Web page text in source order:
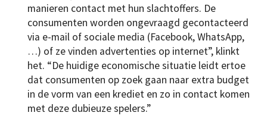
manieren contact met hun slachtoffers. De
consumenten worden ongevraagd gecontacteerd
via e-mail of sociale media (Facebook, WhatsApp,
…) of ze vinden advertenties op internet”, klinkt
het. “De huidige economische situatie leidt ertoe
dat consumenten op zoek gaan naar extra budget
in de vorm van een krediet en zo in contact komen
met deze dubieuze spelers.”